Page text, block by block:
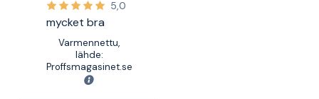
5,0
mycket bra
Varmennettu,
lähde:
Proffsmagasinet.se